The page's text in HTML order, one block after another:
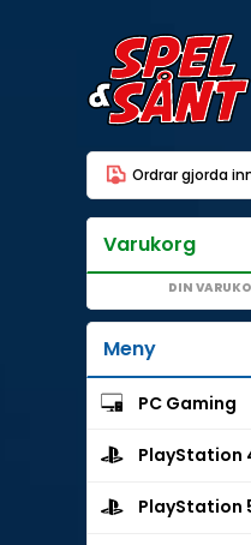
Ordrar gjorda
Varukorg
DIN
Meny
PC Gaming
PlayStation
PlayStation